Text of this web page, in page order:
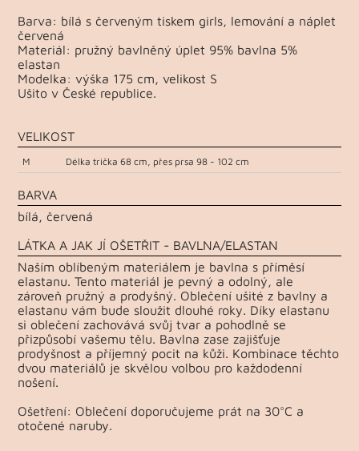
Barva: bílá s červeným tiskem girls, lemování a náplet
červená
Materiál: pružný bavlněný úplet 95% bavlna 5%
elastan
Modelka: výška 175 cm, velikost S
Ušito v České republice.
VELIKOST
M Délka trička 68 cm, přes prsa 98 - 102 cm
BARVA
bílá, červená
LÁTKA A JAK JÍ OŠETŘIT - BAVLNA/ELASTAN
Naším oblíbeným materiálem je bavlna s příměsí
elastanu. Tento materiál je pevný a odolný, ale
zároveň pružný a prodyšný. Oblečení ušité z bavlny a
elastanu vám bude sloužit dlouhé roky. Díky elastanu
si oblečení zachovává svůj tvar a pohodlně se
přizpůsobí vašemu tělu. Bavlna zase zajišťuje
prodyšnost a příjemný pocit na kůži. Kombinace těchto
dvou materiálů je skvělou volbou pro každodenní
nošení.
Ošetření: Oblečení doporučujeme prát na 30°C a
otočené naruby.